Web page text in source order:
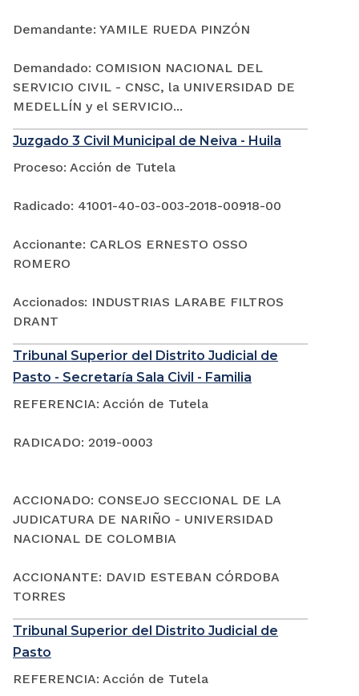
Demandante: YAMILE RUEDA PINZÓN
Demandado: COMISION NACIONAL DEL
SERVICIO CIVIL - CNSC, la UNIVERSIDAD DE
MEDELLÍN y el SERVICIO...
Juzgado 3 Civil Municipal de Neiva - Huila
Proceso: Acción de Tutela
Radicado: 41001-40-03-003-2018-00918-00
Accionante: CARLOS ERNESTO OSSO
ROMERO
Accionados: INDUSTRIAS LARABE FILTROS
DRANT
Tribunal Superior del Distrito Judicial de
Pasto - Secretaría Sala Civil - Familia
REFERENCIA: Acción de Tutela
RADICADO: 2019-0003
ACCIONADO: CONSEJO SECCIONAL DE LA
JUDICATURA DE NARIÑO - UNIVERSIDAD
NACIONAL DE COLOMBIA
ACCIONANTE: DAVID ESTEBAN CÓRDOBA
TORRES
Tribunal Superior del Distrito Judicial de
Pasto
REFERENCIA: Acción de Tutela